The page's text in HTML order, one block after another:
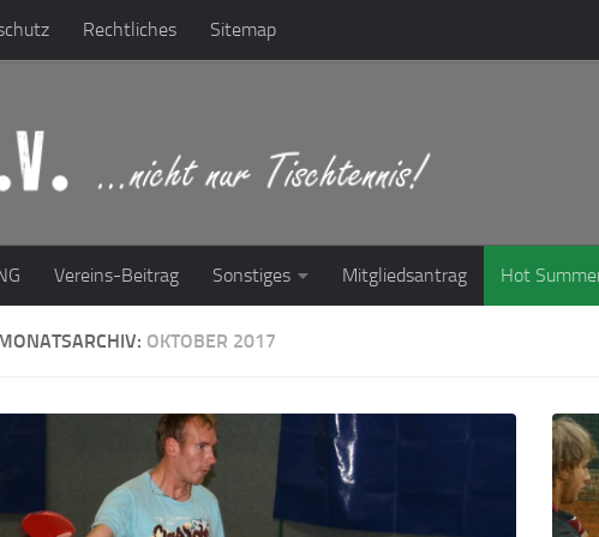
Rechtliches Sitemap
Vereins-Beitrag Sonstiges Mitgliedsantrag Hot
OKTOBER 2017